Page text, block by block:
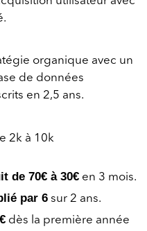
organique avec un
de données
en 2,5 ans.
2k à 10k
de 70€ à 30€ en 3 mois.
par 6 sur 2 ans.
dès la première année